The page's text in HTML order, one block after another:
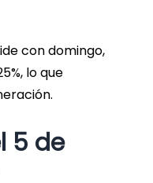
con domingo,
lo que
5 de